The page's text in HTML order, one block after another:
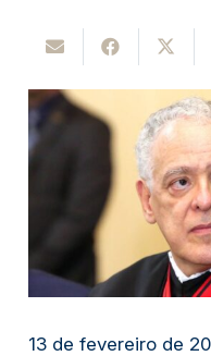
13 de fevereiro de